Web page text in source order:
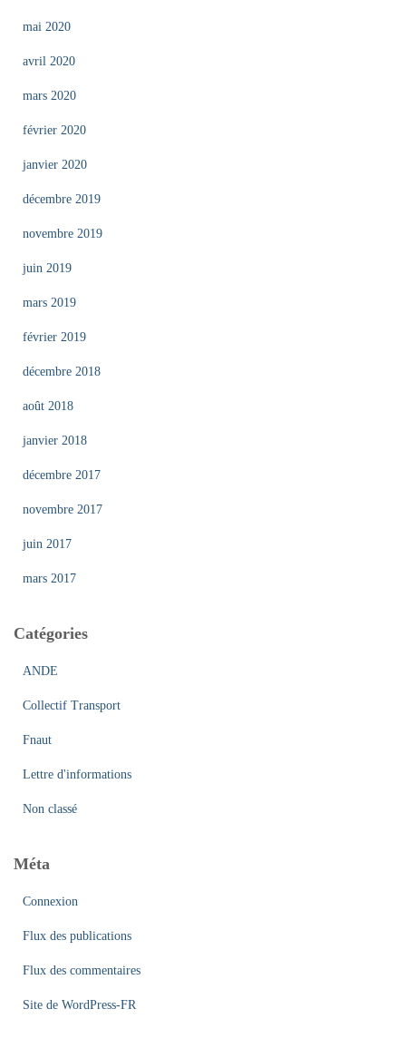
mai 2020
avril 2020
mars 2020
février 2020
janvier 2020
décembre 2019
novembre 2019
juin 2019
mars 2019
février 2019
décembre 2018
août 2018
janvier 2018
décembre 2017
novembre 2017
juin 2017
mars 2017
Catégories
ANDE
Collectif Transport
Fnaut
Lettre d'informations
Non classé
Méta
Connexion
Flux des publications
Flux des commentaires
Site de WordPress-FR